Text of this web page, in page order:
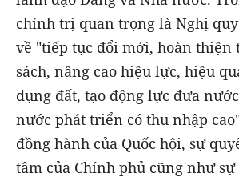
chính trị quan trọng là Nghị
về "tiếp tục đổi mới, hoàn thiện
sách, nâng cao hiệu lực, hiệu
dụng đất, tạo động lực đưa
nước phát triển có thu nhập
đồng hành của Quốc hội, sự
tâm của Chính phủ cũng như